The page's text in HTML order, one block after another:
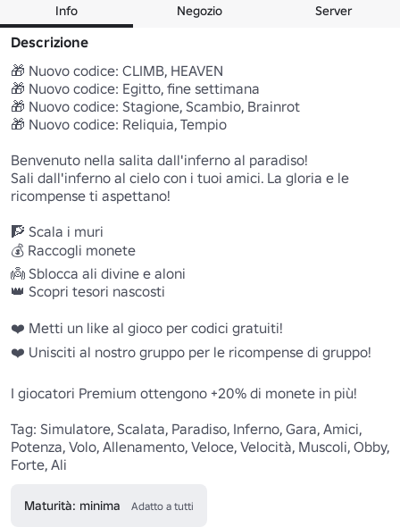
Info Negozio Server
Descrizione
🎁 Nuovo codice: CLIMB, HEAVEN
🎁 Nuovo codice: Egitto, fine settimana
🎁 Nuovo codice: Stagione, Scambio, Brainrot
🎁 Nuovo codice: Reliquia, Tempio
Benvenuto nella salita dall'inferno al paradiso!
Sali dall'inferno al cielo con i tuoi amici. La gloria e le
ricompense ti aspettano!
🧗 Scala i muri
💰 Raccogli monete
👼 Sblocca ali divine e aloni
👑 Scopri tesori nascosti
❤️ Metti un like al gioco per codici gratuiti!
❤️ Unisciti al nostro gruppo per le ricompense di gruppo!
I giocatori Premium ottengono +20% di monete in più!
Tag: Simulatore, Scalata, Paradiso, Inferno, Gara, Amici,
Potenza, Volo, Allenamento, Veloce, Velocità, Muscoli, Obby,
Forte, Ali
Maturità: minima Adatto a tutti